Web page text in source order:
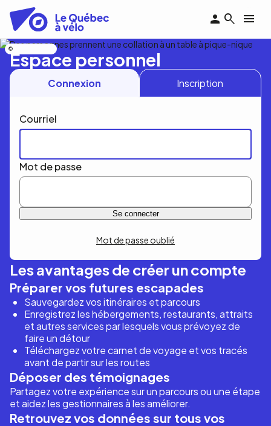
contenu
principal
Espace personnel
Connexion Inscription
Courriel
Mot de passe
Mot de passe oublié
Les avantages de créer un compte
Préparer vos futures escapades
Sauvegardez vos itinéraires et parcours
Enregistrez les hébergements, restaurants, attraits
et autres services par lesquels vous prévoyez de
faire un détour
Téléchargez votre carnet de voyage et vos tracés
avant de partir sur les routes
Déposer des témoignages
Partagez votre expérience sur un parcours ou une étape
et aidez les gestionnaires à les améliorer.
Retrouvez vos données sur tous vos